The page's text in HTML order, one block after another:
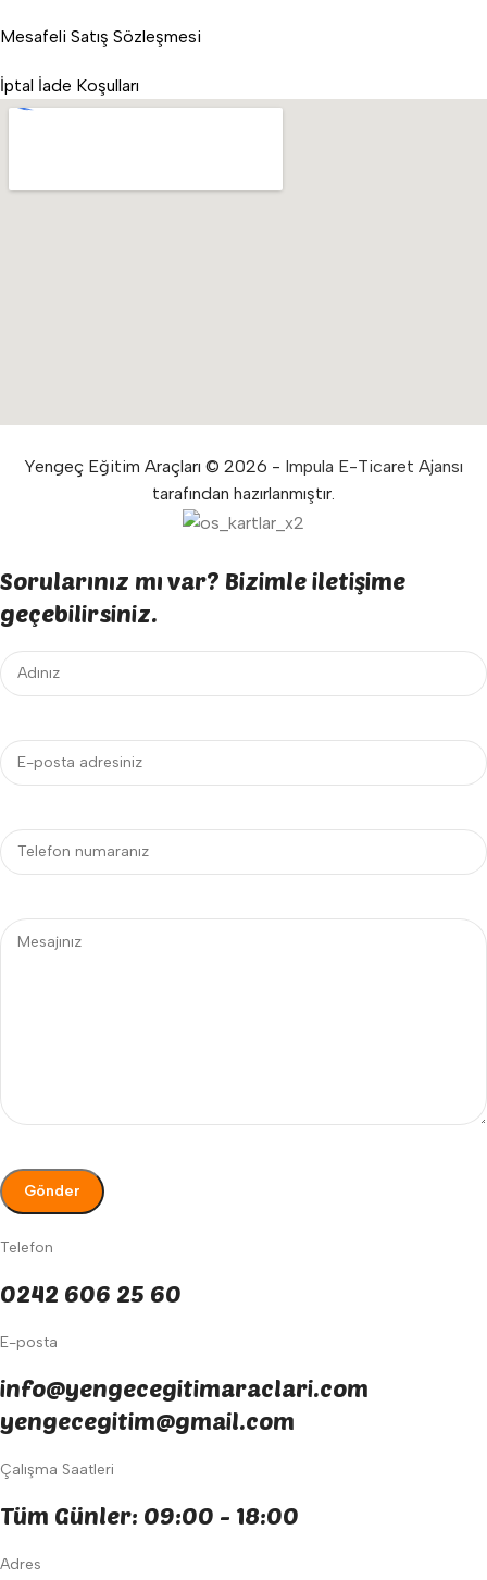
Mesafeli Satış Sözleşmesi
İptal İade Koşulları
Yengeç Eğitim Araçları © 2026 - Impula E-Ticaret Ajansı
tarafından hazırlanmıştır.
Sorularınız mı var? Bizimle iletişime
geçebilirsiniz.
Telefon
0242 606 25 60
E-posta
info@yengecegitimaraclari.com
yengecegitim@gmail.com
Çalışma Saatleri
Tüm Günler: 09:00 - 18:00
Adres